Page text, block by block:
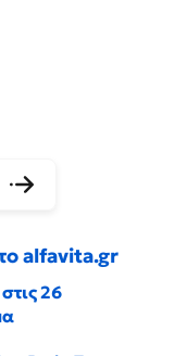
alfavita.gr
26